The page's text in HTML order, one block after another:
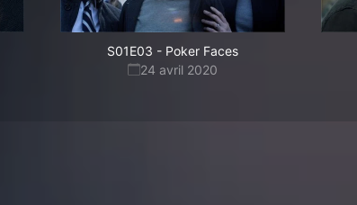
S01E03 - Poker Faces
24 avril 2020